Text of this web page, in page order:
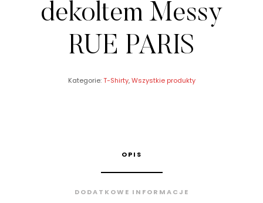
dekoltem Messy
RUE PARIS
Kategorie:T-Shirty,Wszystkie produkty
OPIS
DODATKOWE INFORMACJE